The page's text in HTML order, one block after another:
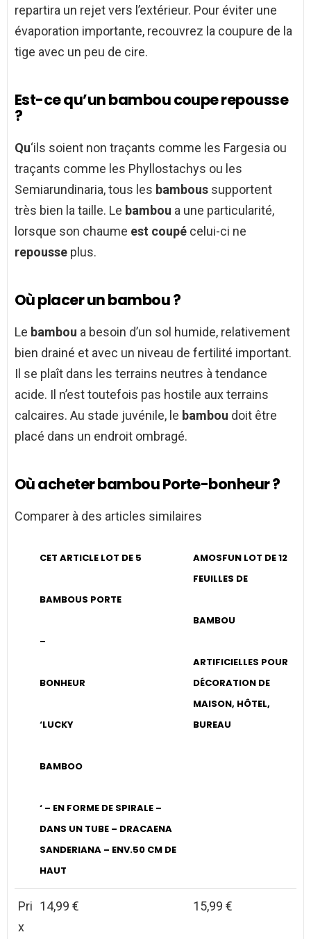
repartira un rejet vers l’extérieur. Pour éviter une
évaporation importante, recouvrez la coupure de la
tige avec un peu de cire.
Est-ce qu’un bambou coupe repousse
?
Qu‘ils soient non traçants comme les Fargesia ou
traçants comme les Phyllostachys ou les
Semiarundinaria, tous les bambous supportent
très bien la taille. Le bambou a une particularité,
lorsque son chaume est coupé celui-ci ne
repousse plus.
Où placer un bambou ?
Le bambou a besoin d’un sol humide, relativement
bien drainé et avec un niveau de fertilité important.
Il se plaît dans les terrains neutres à tendance
acide. Il n’est toutefois pas hostile aux terrains
calcaires. Au stade juvénile, le bambou doit être
placé dans un endroit ombragé.
Où acheter bambou Porte-bonheur ?
Comparer à des articles similaires
CET ARTICLE LOT DE 5
BAMBOUS PORTE
–
BONHEUR
‘LUCKY
BAMBOO
‘ – EN FORME DE SPIRALE –
DANS UN TUBE – DRACAENA
SANDERIANA – ENV.50 CM DE
HAUT
AMOSFUN LOT DE 12
FEUILLES DE
BAMBOU
ARTIFICIELLES POUR
DÉCORATION DE
MAISON, HÔTEL,
BUREAU
Pri
x
14,99 € 15,99 €